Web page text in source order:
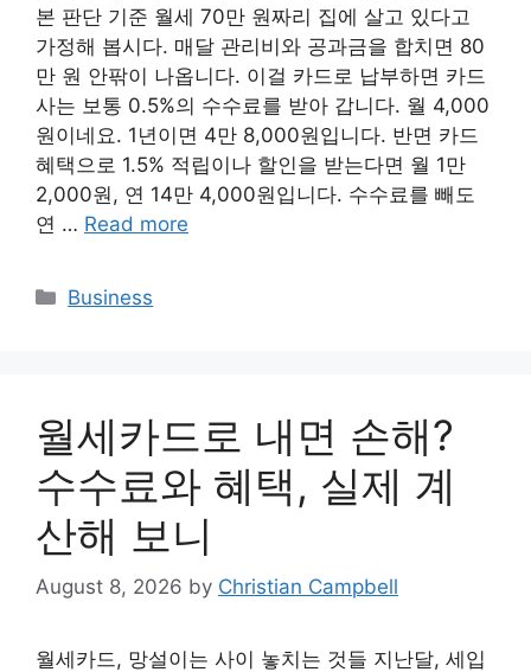
본 판단 기준 월세 70만 원짜리 집에 살고 있다고
가정해 봅시다. 매달 관리비와 공과금을 합치면 80
만 원 안팎이 나옵니다. 이걸 카드로 납부하면 카드
사는 보통 0.5%의 수수료를 받아 갑니다. 월 4,000
원이네요. 1년이면 4만 8,000원입니다. 반면 카드
혜택으로 1.5% 적립이나 할인을 받는다면 월 1만
2,000원, 연 14만 4,000원입니다. 수수료를 빼도
연 … Read more
Categories
Business
월세카드로 내면 손해?
수수료와 혜택, 실제 계
산해 보니
August 8, 2026 by Christian Campbell
월세카드, 망설이는 사이 놓치는 것들 지난달, 세입